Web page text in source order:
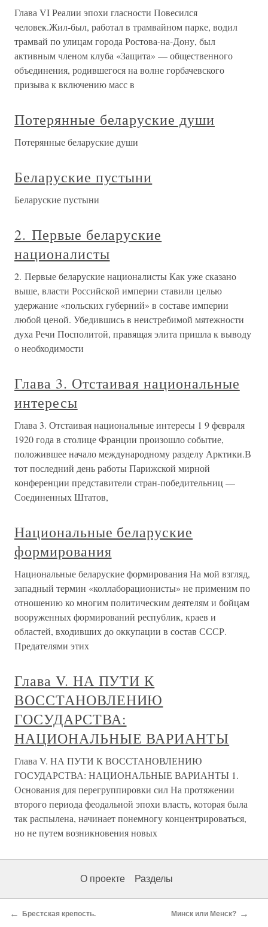
Глава VI Реалии эпохи гласности Повесился
человек.Жил-был, работал в трамвайном парке, водил
трамвай по улицам города Ростова-на-Дону, был
активным членом клуба «Защита» — общественного
объединения, родившегося на волне горбачевского
призыва к включению масс в
Потерянные беларуские души
Потерянные беларуские души
Беларуские пустыни
Беларуские пустыни
2. Первые беларуские
националисты
2. Первые беларуские националисты Как уже сказано
выше, власти Российской империи ставили целью
удержание «польских губерний» в составе империи
любой ценой. Убедившись в неистребимой мятежности
духа Речи Посполитой, правящая элита пришла к выводу
о необходимости
Глава 3. Отстаивая национальные
интересы
Глава 3. Отстаивая национальные интересы 1 9 февраля
1920 года в столице Франции произошло событие,
положившее начало международному разделу Арктики.В
тот последний день работы Парижской мирной
конференции представители стран-победительниц —
Соединенных Штатов,
Национальные беларуские
формирования
Национальные беларуские формирования На мой взгляд,
западный термин «коллаборационисты» не применим по
отношению ко многим политическим деятелям и бойцам
вооруженных формирований республик, краев и
областей, входивших до оккупации в состав СССР.
Предателями этих
Глава V. НА ПУТИ К
ВОССТАНОВЛЕНИЮ
ГОСУДАРСТВА:
НАЦИОНАЛЬНЫЕ ВАРИАНТЫ
Глава V. НА ПУТИ К ВОССТАНОВЛЕНИЮ
ГОСУДАРСТВА: НАЦИОНАЛЬНЫЕ ВАРИАНТЫ 1.
Основания для перегруппировки сил На протяжении
второго периода феодальной эпохи власть, которая была
так распылена, начинает понемногу концентрироваться,
но не путем возникновения новых
О проекте Разделы
← Брестская крепость. Минск или Менск? →